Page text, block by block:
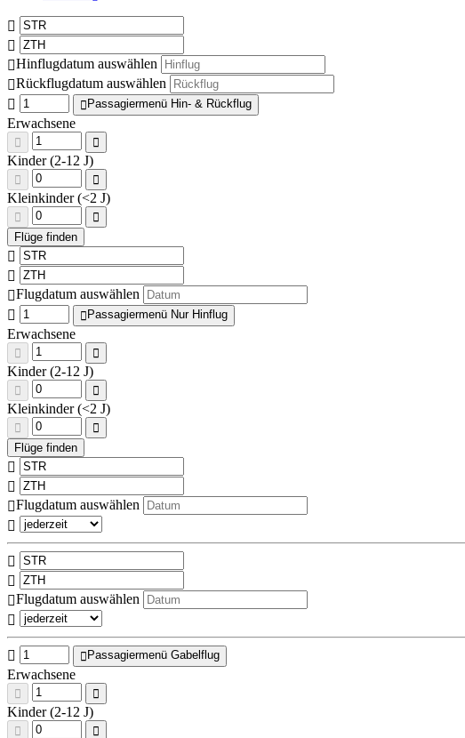
Hinflugdatum auswählen
Rückflugdatum auswählen
Passagiermenü Hin- & Rückflug
Erwachsene
Kinder (2-12 J)
Kleinkinder (<2 J)
Flugdatum auswählen
Passagiermenü Nur Hinflug
Erwachsene
Kinder (2-12 J)
Kleinkinder (<2 J)
Flugdatum auswählen
Flugdatum auswählen
Passagiermenü Gabelflug
Erwachsene
Kinder (2-12 J)